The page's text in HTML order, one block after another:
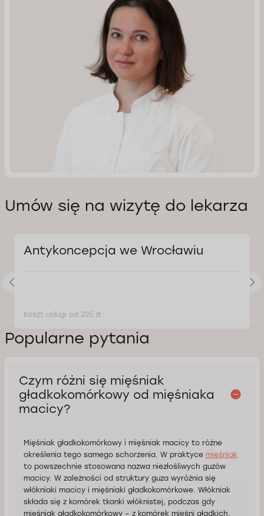
Umów się na wizytę do lekarza
Antykoncepcja we Wrocławiu
Koszt usługi od 225 zł
Popularne pytania
Czym różni się mięśniak
gładkokomórkowy od mięśniaka
macicy?
Mięśniak gładkokomórkowy i mięśniak macicy to różne
określenia tego samego schorzenia. W praktyce mięśniak
to powszechnie stosowana nazwa niezłośliwych guzów
macicy. W zależności od struktury guza wyróżnia się
włókniaki macicy i mięśniaki gładkokomórkowe. Włókniak
składa się z komórek tkanki włóknistej, podczas gdy
mięśniak gładkokomórkowy – z komórek mięśni gładkich.